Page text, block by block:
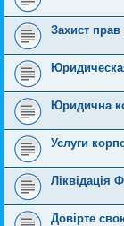
Захист
Юридична
Услуги
Ліквідація
Довірте